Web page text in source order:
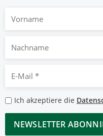
Nachname
Mail
*
*
Ich akzeptiere die
CAPTCHA